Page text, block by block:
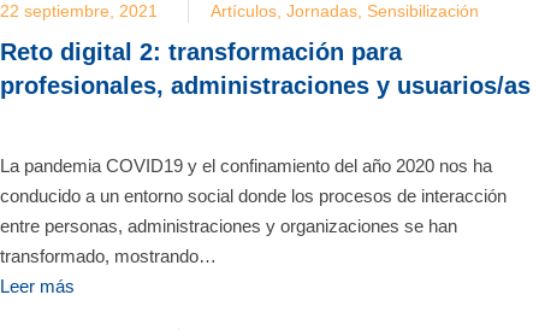
22 septiembre, 2021 Artículos Jornadas Sensibilización
Reto digital 2: transformación para
profesionales, administraciones y usuarios/as
La pandemia COVID19 y el confinamiento del año 2020 nos ha
conducido a un entorno social donde los procesos de interacción
entre personas, administraciones y organizaciones se han
transformado, mostrando…
Leer más